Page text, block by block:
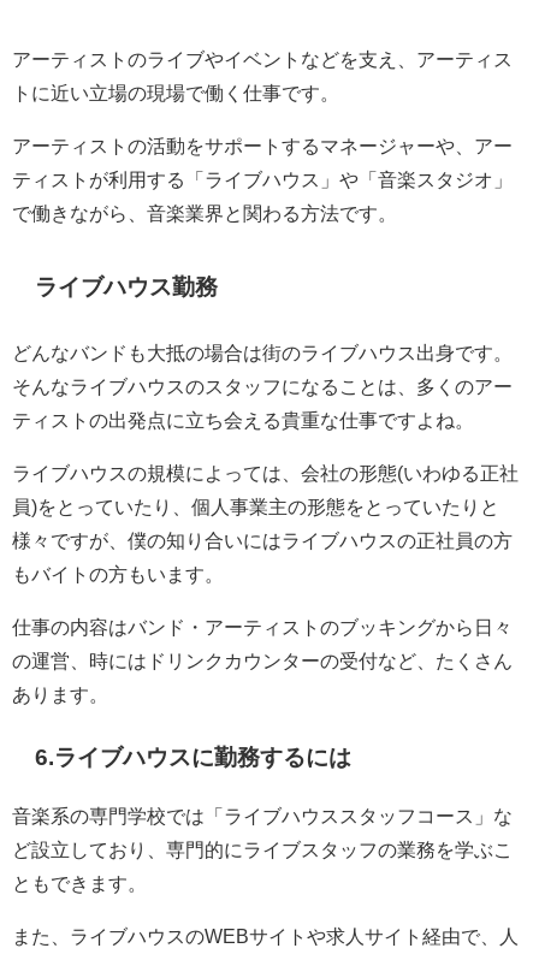
アーティストのライブやイベントなどを支え、アーティス
トに近い立場の現場で働く仕事です。
アーティストの活動をサポートするマネージャーや、アー
ティストが利用する「ライブハウス」や「音楽スタジオ」
で働きながら、音楽業界と関わる方法です。
ライブハウス勤務
どんなバンドも大抵の場合は街のライブハウス出身です。
そんなライブハウスのスタッフになることは、多くのアー
ティストの出発点に立ち会える貴重な仕事ですよね。
ライブハウスの規模によっては、会社の形態(いわゆる正社
員)をとっていたり、個人事業主の形態をとっていたりと
様々ですが、僕の知り合いにはライブハウスの正社員の方
もバイトの方もいます。
仕事の内容はバンド・アーティストのブッキングから日々
の運営、時にはドリンクカウンターの受付など、たくさん
あります。
6.ライブハウスに勤務するには
音楽系の専門学校では「ライブハウススタッフコース」な
ど設立しており、専門的にライブスタッフの業務を学ぶこ
ともできます。
また、ライブハウスのWEBサイトや求人サイト経由で、人